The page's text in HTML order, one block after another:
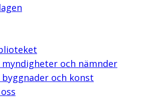
myndigheter och nämnder
byggnader och konst